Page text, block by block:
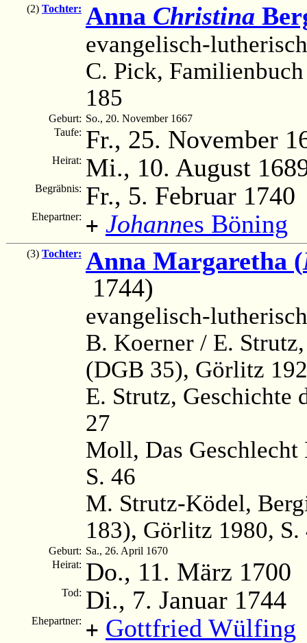
(2) Tochter: Anna Christina
evangelisch-lutherisch
C. Pick,
185
Geburt: So., 20. November 1667
Taufe: Fr., 25. November
Heirat: Mi., 10. August
Begräbnis: Fr., 5. Februar 1740
Ehepartner: + Johannes Böning
(3) Tochter: Anna Margaretha (
1744)
evangelisch-lutherisch
B. Koerner / E.
(DGB 35), Görlitz
E. Strutz,
27
Moll, Das
S. 46
M. Strutz-Ködel,
183), Görlitz 1980, S.
Geburt: Sa., 26. April 1670
Heirat: Do., 11. März 1700
Tod: Di., 7. Januar 1744
Ehepartner: + Gottfried Wülfing